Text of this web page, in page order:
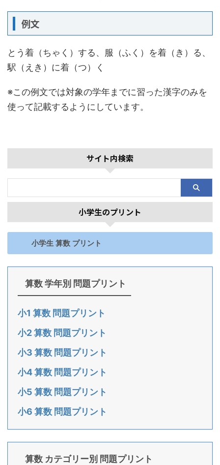
例文
とう着（ちゃく）する、服（ふく）を着（き）る、
駅（えき）に着（つ）く
※この例文では対象の学年までに習った漢字のみを
使って記載するようにしています。
サイト内検索
小学生のプリント
小学生 算数 プリント
算数 学年別 問題プリント
小1 算数 問題プリント
小2 算数 問題プリント
小3 算数 問題プリント
小4 算数 問題プリント
小5 算数 問題プリント
小6 算数 問題プリント
算数 カテゴリー別 問題プリント